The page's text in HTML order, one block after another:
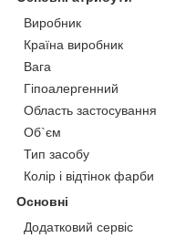
Виробник
Країна виробник
Вага
Гіпоалергенний
Область застосування
Об`єм
Тип засобу
Колір і відтінок фарби
Основні
Додатковий сервіс